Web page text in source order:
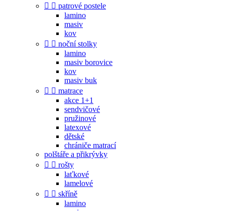
  patrové postele
lamino
masiv
kov
  noční stolky
lamino
masiv borovice
kov
masiv buk
  matrace
akce 1+1
sendvičové
pružinové
latexové
dětské
chrániče matrací
polštáře a přikrývky
  rošty
laťkové
lamelové
  skříně
lamino